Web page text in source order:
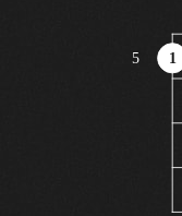
5 1